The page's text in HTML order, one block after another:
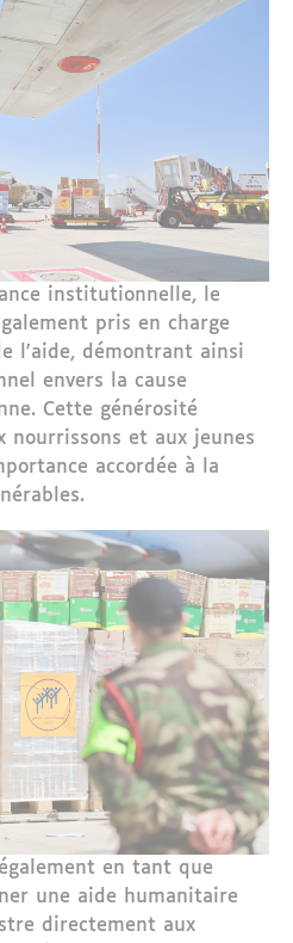
institutionnelle, le
pris en charge
l'aide, démontrant ainsi
envers la cause
Cette générosité
nourrissons et aux jeunes
accordée à la
en tant que
une aide humanitaire
directement aux